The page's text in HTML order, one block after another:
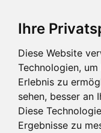
Ihre
Diese Website
Technologien,
Erlebnis zu
sehen, besser an
Diese
Ergebnisse zu